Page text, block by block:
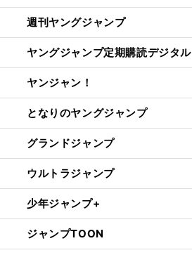
週刊ヤングジャンプ
ヤングジャンプ定期購読デジタル
ヤンジャン！
となりのヤングジャンプ
グランドジャンプ
ウルトラジャンプ
少年ジャンプ+
ジャンプTOON